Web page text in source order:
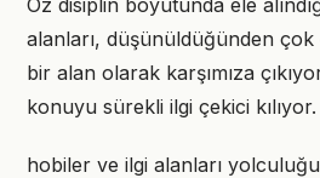
Öz disiplin boyutunda ele
alanları, düşünüldüğünden çok
bir alan olarak karşımıza
konuyu sürekli ilgi çekici kılıyor.
hobiler ve ilgi alanları